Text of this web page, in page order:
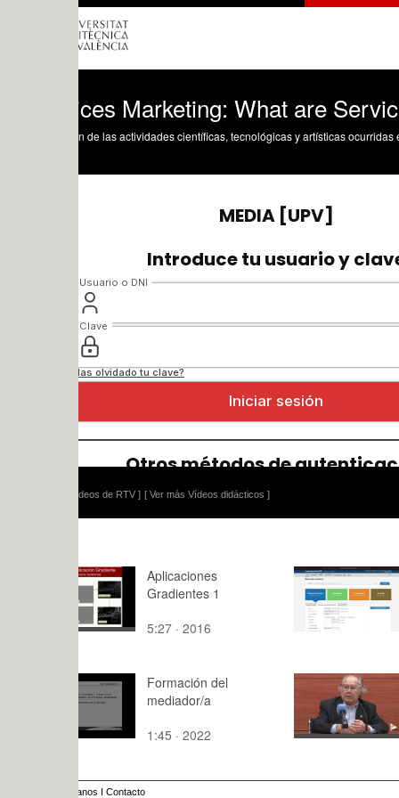
Marketing: What are Services
de las actividades científicas, tecnológicas y artísticas ocurridas en los tres
[ Ver más Vídeos didácticos ]
Aplicaciones
Gradientes 1
5:27 · 2016
Selección
7:10 · 2020
Formación del
mediador/a
1:45 · 2022
Rueda de
Pérez
2:06 · 2024